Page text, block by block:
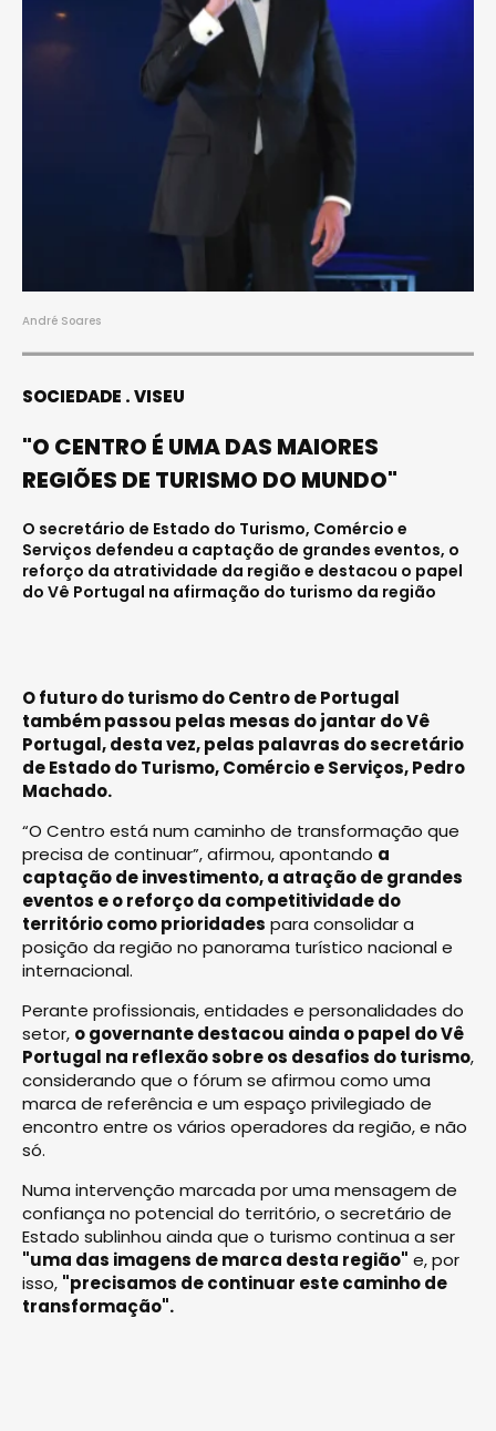
André Soares
SOCIEDADE VISEU
"O CENTRO É UMA DAS MAIORES
REGIÕES DE TURISMO DO MUNDO"
O secretário de Estado do Turismo, Comércio e
Serviços defendeu a captação de grandes eventos, o
reforço da atratividade da região e destacou o papel
do Vê Portugal na afirmação do turismo da região
O futuro do turismo do Centro de Portugal
também passou pelas mesas do jantar do Vê
Portugal, desta vez, pelas palavras do secretário
de Estado do Turismo, Comércio e Serviços, Pedro
Machado.
“O Centro está num caminho de transformação que
precisa de continuar”, afirmou, apontando a
captação de investimento, a atração de grandes
eventos e o reforço da competitividade do
território como prioridades para consolidar a
posição da região no panorama turístico nacional e
internacional.
Perante profissionais, entidades e personalidades do
setor, o governante destacou ainda o papel do Vê
Portugal na reflexão sobre os desafios do turismo,
considerando que o fórum se afirmou como uma
marca de referência e um espaço privilegiado de
encontro entre os vários operadores da região, e não
só.
Numa intervenção marcada por uma mensagem de
confiança no potencial do território, o secretário de
Estado sublinhou ainda que o turismo continua a ser
"uma das imagens de marca desta região" e, por
isso, "precisamos de continuar este caminho de
transformação".